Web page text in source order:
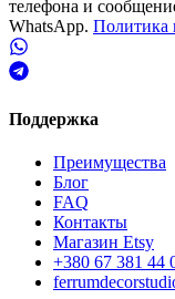
телефона и
WhatsApp. Политика
Поддержка
Преимущества
Блог
FAQ
Контакты
Магазин Etsy
+380 67 381 44